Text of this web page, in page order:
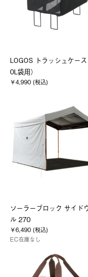
LOGOS トラッシュケー
0L袋用）
￥4,990 (税込)
ソーラーブロック サイド
ル 270
￥6,490 (税込)
EC在庫なし